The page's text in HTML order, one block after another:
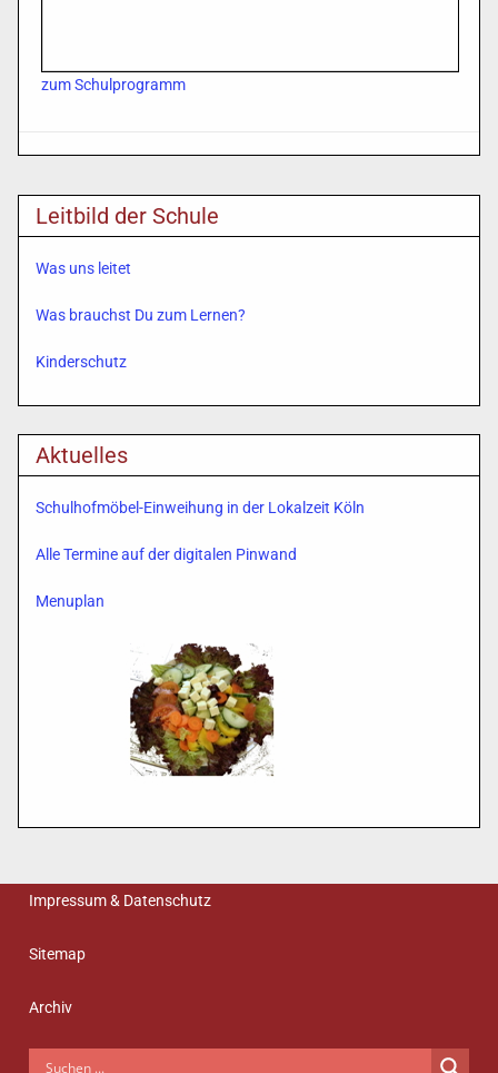
zum Schulprogramm
Leitbild der Schule
Was uns leitet
Was brauchst Du zum Lernen?
Kinderschutz
Aktuelles
Schulhofmöbel-Einweihung in der Lokalzeit Köln
Alle Termine auf der digitalen Pinwand
Menuplan
Impressum & Datenschutz
Sitemap
Archiv